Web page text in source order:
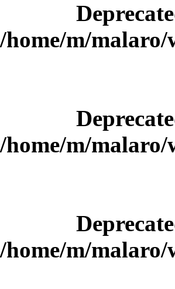
/home/m/malaro/
/home/m/malaro/
/home/m/malaro/